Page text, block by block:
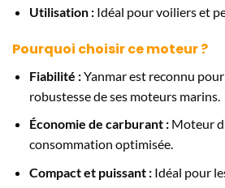
Utilisation :Idéal pour voiliers et
Pourquoi choisir ce moteur ?
Fiabilité :Yanmar est reconnu
robustesse de ses moteurs marins.
Économie de carburant :Moteur
consommation optimisée.
Compact et puissant :Idéal pour